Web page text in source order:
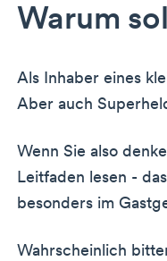
Warum
Als Inhaber eines
Aber auch
Wenn Sie also
Leitfaden lesen -
besonders im
Wahrscheinlich